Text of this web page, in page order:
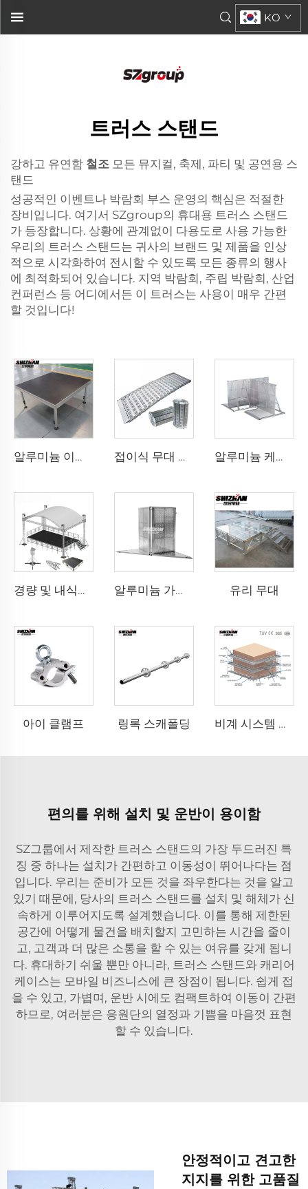
KO
트러스 스탠드
강하고 유연함 철조 모든 뮤지컬, 축제, 파티 및 공연용 스
탠드
성공적인 이벤트나 박람회 부스 운영의 핵심은 적절한
장비입니다. 여기서 SZgroup의 휴대용 트러스 스탠드
가 등장합니다. 상황에 관계없이 다용도로 사용 가능한
우리의 트러스 스탠드는 귀사의 브랜드 및 제품을 인상
적으로 시각화하여 전시할 수 있도록 모든 종류의 행사
에 최적화되어 있습니다. 지역 박람회, 주립 박람회, 산업
컨퍼런스 등 어디에서든 이 트러스는 사용이 매우 간편
할 것입니다!
알루미늄 이동식 무대 접이식 무대 이동형 합금 활동용 접이식 무대 계단 경사로 포함 알루미늄 케이블 가림막
경량 및 내식성 알루미늄 트러스 장식 이벤트 전시, 웨딩 조명 트러스 전시, 인기 상품 알루미늄 가림막 모서리 유리 무대
아이 클램프 링록 스캐폴딩 비계 시스템 프로젝트 사례 설계
편의를 위해 설치 및 운반이 용이함
SZ그룹에서 제작한 트러스 스탠드의 가장 두드러진 특
징 중 하나는 설치가 간편하고 이동성이 뛰어나다는 점
입니다. 우리는 준비가 모든 것을 좌우한다는 것을 알고
있기 때문에, 당사의 트러스 스탠드를 설치 및 해체가 신
속하게 이루어지도록 설계했습니다. 이를 통해 제한된
공간에 어떻게 물건을 배치할지 고민하는 시간을 줄이
고, 고객과 더 많은 소통을 할 수 있는 여유를 갖게 됩니
다. 휴대하기 쉬울 뿐만 아니라, 트러스 스탠드와 캐리어
케이스는 모바일 비즈니스에 큰 장점이 됩니다. 쉽게 접
을 수 있고, 가볍며, 운반 시에도 컴팩트하여 이동이 간편
하므로, 여러분은 응원단의 열정과 기쁨을 마음껏 표현
할 수 있습니다.
안정적이고 견고한
지지를 위한 고품질